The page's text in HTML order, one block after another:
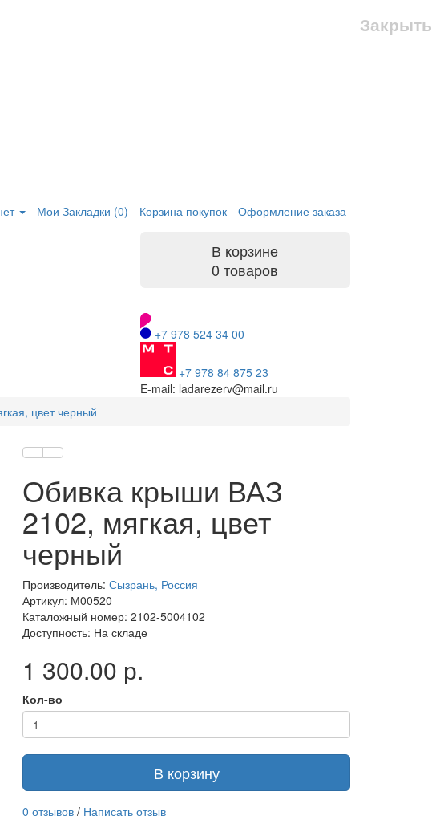
Закрыть
Мои Закладки (0) Корзина покупок
Оформление заказа
В корзине
0 товаров
+7 978 524 34 00
+7 978 84 875 23
E-mail: ladarezerv@mail.ru
цвет черный
Обивка крыши ВАЗ
2102, мягкая, цвет
черный
Производитель:Сызрань, Россия
Артикул: М00520
Каталожный номер: 2102-5004102
Доступность: На складе
1 300.00 р.
Кол-во
В корзину
0 отзывов / Написать отзыв